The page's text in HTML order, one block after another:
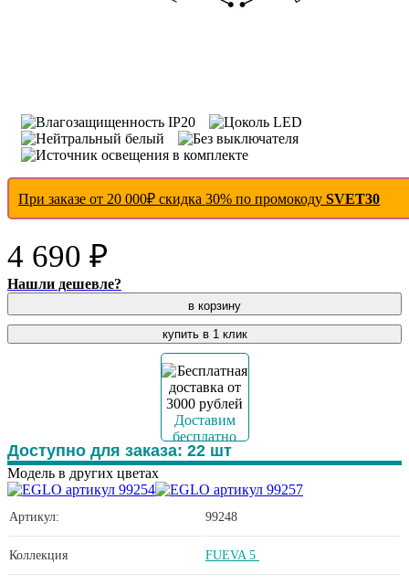
При заказе от 20 000₽ скидка 30% по промокоду SVET30
4 690 ₽
Нашли дешевле?
в корзину
купить в 1 клик
Доставим
бесплатно
Доступно для заказа: 22 шт
Модель в других цветах
Артикул: 99248
Коллекция FUEVA 5